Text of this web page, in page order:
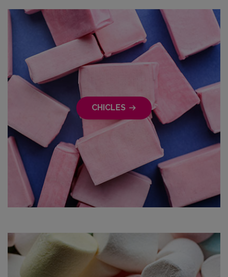
CHICLES